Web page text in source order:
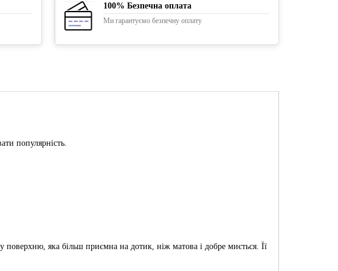
100% Безпечна оплата
Ми гарантуємо безпечну оплату
популярність.
яка більш приємна на дотик, ніж матова і добре миється. Її